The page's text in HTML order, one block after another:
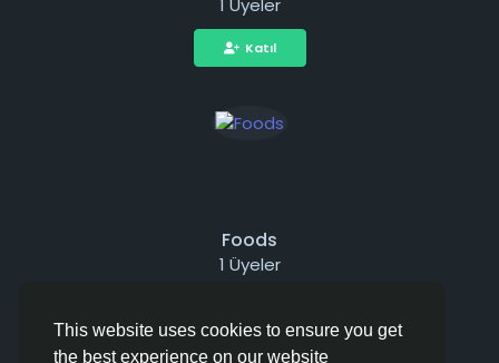
This website uses cookies to ensure you get
the best experience on our website
1 Üyeler
Katıl
Foods
1 Üyeler